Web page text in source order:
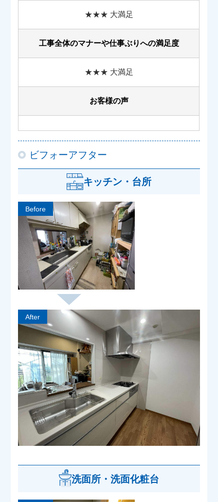
★★★ 大満足
工事全体のマナーや仕事ぶりへの満足度
★★★ 大満足
お客様の声
ビフォーアフター
キッチン・台所
Before
After
洗面所・洗面化粧台